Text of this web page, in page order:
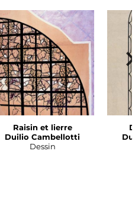
Raisin et lierre
Duilio Cambellotti
Dessin